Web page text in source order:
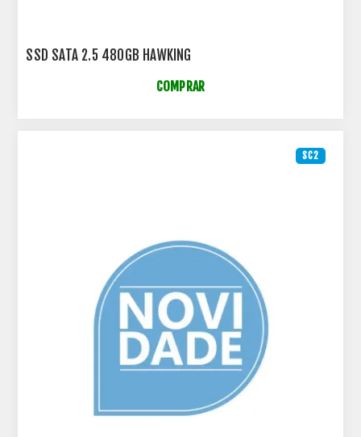
SSD SATA 2.5 480GB HAWKING
COMPRAR
SC2